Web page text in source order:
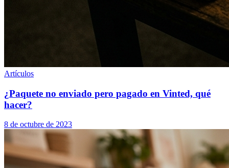
Artículos
¿Paquete no enviado pero pagado en Vinted, qué
hacer?
8 de octubre de 2023